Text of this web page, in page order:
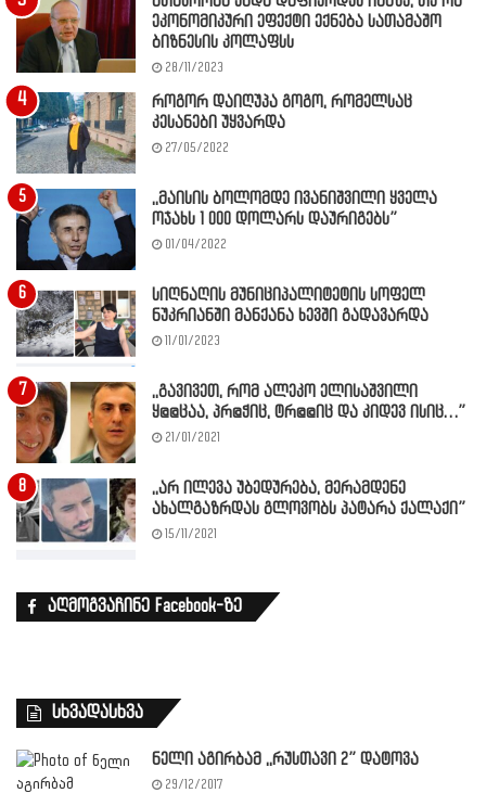
ეკონომიკური ეფექტი ექნება სათამაშო
ბიზნესის კოლაფსს
28/11/2023
როგორ დაიღუპა გოგო, რომელსაც
კესანები უყვარდა
27/05/2022
,,მაისის ბოლომდე ივანიშვილი ყველა
ოჯახს 1 000 დოლარს დაურიგებს”
01/04/2022
სიღნაღის მუნიციპალიტეტის სოფელ
ნუკრიანში მანქანა ხევში გადავარდა
11/01/2023
,,გავივეთ, რომ ალეკო ელისაშვილი
ყ@@ცაა, პრ@ჭიც, ტრ@@იც და კიდევ ისიც…”
21/01/2021
,,არ ილევა უბედურება, მერამდენე
ახალგაზრდას გლოვობს პატარა ქალაქი”
15/11/2021
აღმოგვაჩინე Facebook-ზე
სხვადასხვა
ნელი აგირბამ ,,რუსთავი 2” დატოვა
29/12/2017